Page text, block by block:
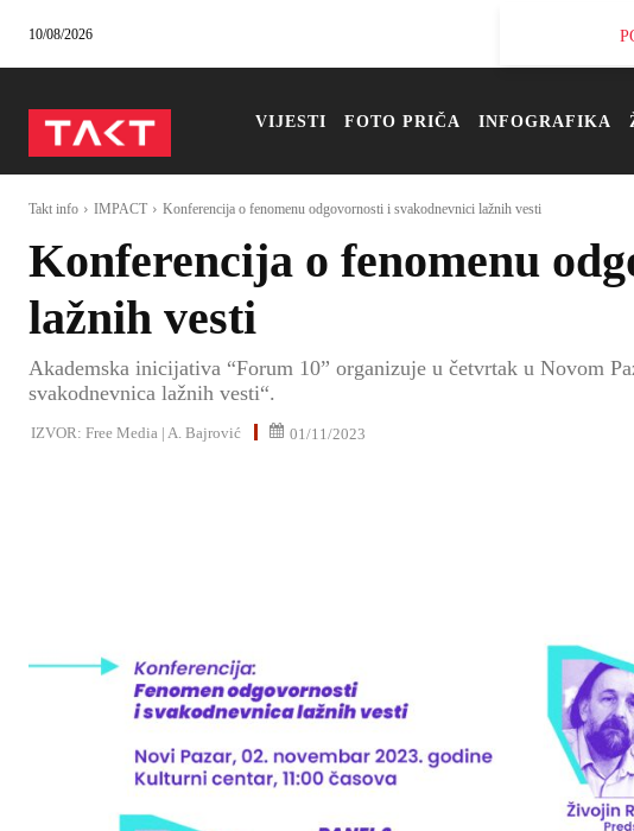
10/08/2026
VIJESTI FOTO PRIČA INFOGRAFIKA
Takt info IMPACT Konferencija o fenomenu odgovornosti i svakodnevnici lažnih vesti
Konferencija o fenomenu
lažnih vesti
Akademska inicijativa “Forum 10” organizuje u četvrtak u Novom
svakodnevnica lažnih vesti“.
IZVOR: Free Media | A. Bajrović 01/11/2023